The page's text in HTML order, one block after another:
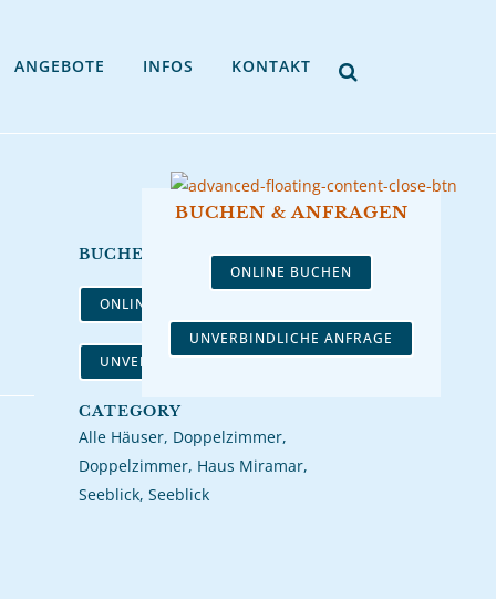
ANGEBOTE INFOS KONTAKT
BUCHEN ODER ANFRAGEN
ONLINE BUCHEN
UNVERBINDLICHE ANFRAGE
CATEGORY
Alle Häuser, Doppelzimmer,
Doppelzimmer, Haus Miramar,
Seeblick, Seeblick
BUCHEN & ANFRAGEN
ONLINE BUCHEN
UNVERBINDLICHE ANFRAGE